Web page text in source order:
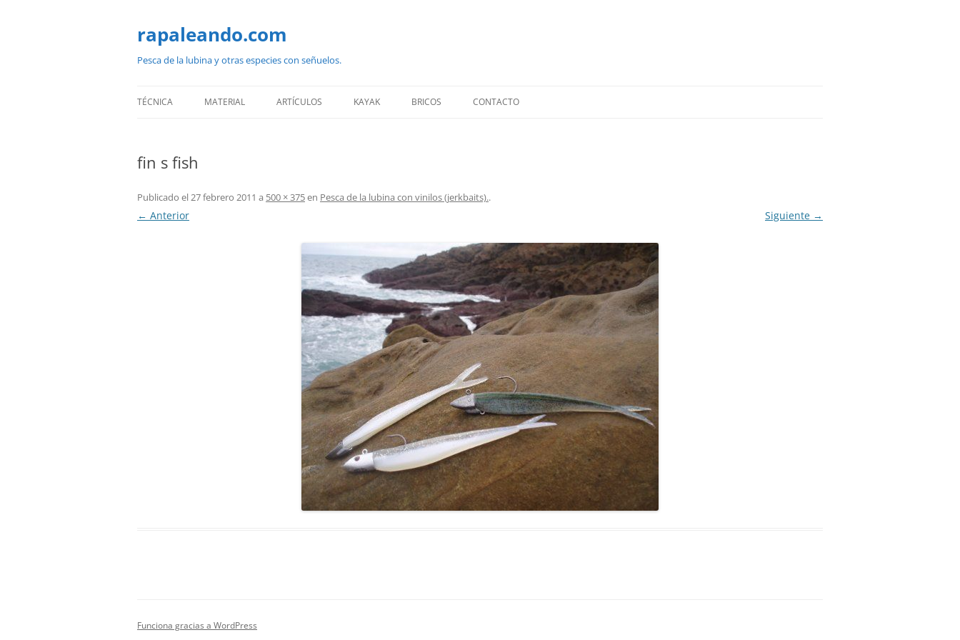
contenido
rapaleando.com
Pesca de la lubina y otras especies con señuelos.
TÉCNICA MATERIAL ARTÍCULOS KAYAK BRICOS CONTACTO
fin s fish
Publicado el27 febrero 2011 a 500 × 375en Pesca de la lubina con vinilos (jerkbaits)..
← Anterior Siguiente →
Funciona gracias a WordPress